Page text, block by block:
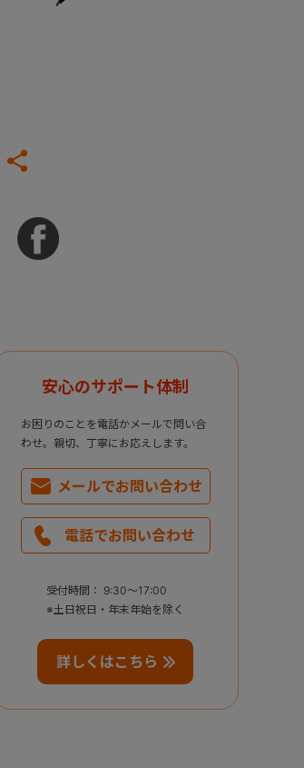
安心のサポート体制
お困りのことを電話かメールで問い合
わせ。親切、丁寧にお応えします。
メールでお問い合わせ
電話でお問い合わせ
受付時間： 9:30～17:00
※土日祝日・年末年始を除く
詳しくはこちら